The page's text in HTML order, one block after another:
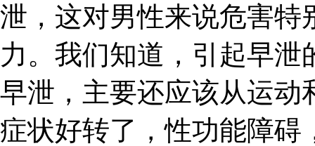
泄，这对男性来说危害特
力。我们知道，引起早
早泄，主要还应该从运动
症状好转了，性功能障碍